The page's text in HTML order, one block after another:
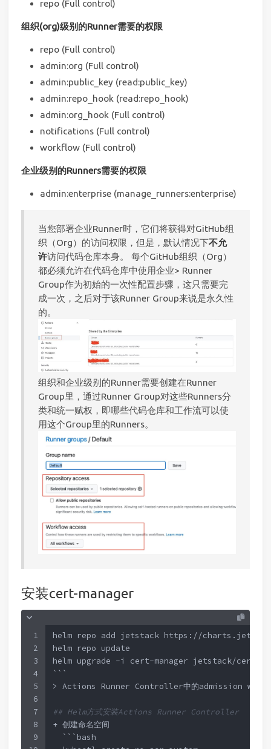
repo (Full control)
组织(org)级别的Runner需要的权限
repo (Full control)
admin:org (Full control)
admin:public_key (read:public_key)
admin:repo_hook (read:repo_hook)
admin:org_hook (Full control)
notifications (Full control)
workflow (Full control)
企业级别的Runners需要的权限
admin:enterprise (manage_runners:enterprise)
当您部署企业Runner时，它们将获得对GitHub组
织（Org）的访问权限，但是，默认情况下不允
许访问代码仓库本身。 每个GitHub组织（Org）
都必须允许在代码仓库中使用企业> Runner
Group作为初始的一次性配置步骤，这只需要完
成一次，之后对于该Runner Group来说是永久性
的。
组织和企业级别的Runner需要创建在Runner
Group里，通过Runner Group对这些Runners分
类和统一赋权，即哪些代码仓库和工作流可以使
用这个Group里的Runners。
安装cert-manager
1
2
3
4
5
6
7
8
9
helm repo add jetstack https://
helm repo update
helm upgrade -i cert-manager jetstack/cert-
```
> Actions Runner Controller中的admission
## Helm方式安装Actions Runner Controller
+ 创建命名空间
  ```bash